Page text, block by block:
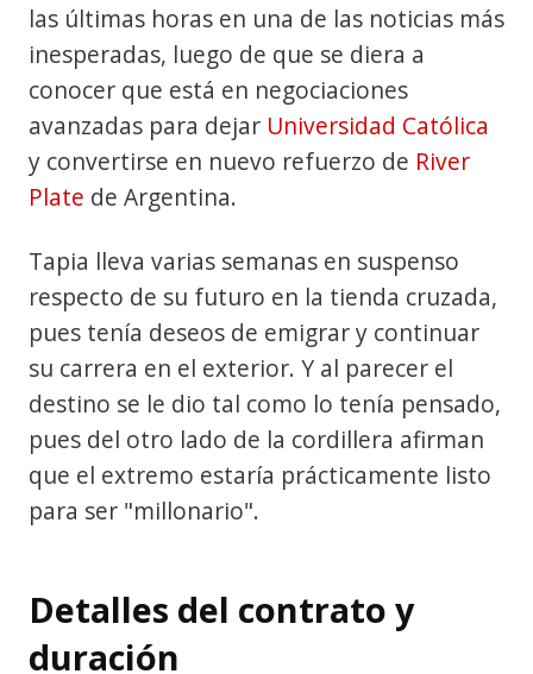
las últimas horas en una de las noticias más
inesperadas, luego de que se diera a
conocer que está en negociaciones
avanzadas para dejar Universidad Católica
y convertirse en nuevo refuerzo de River
Plate de Argentina.
Tapia lleva varias semanas en suspenso
respecto de su futuro en la tienda cruzada,
pues tenía deseos de emigrar y continuar
su carrera en el exterior. Y al parecer el
destino se le dio tal como lo tenía pensado,
pues del otro lado de la cordillera afirman
que el extremo estaría prácticamente listo
para ser "millonario".
Detalles del contrato y
duración